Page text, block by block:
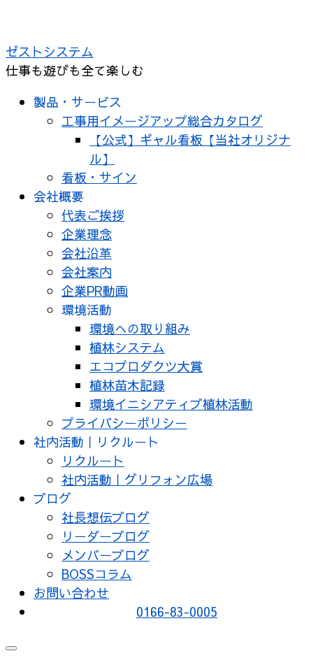
ゼストシステム
仕事も遊びも全て楽しむ
製品・サービス
工事用イメージアップ総合カタログ
【公式】ギャル看板【当社オリジナ
ル】
看板・サイン
会社概要
代表ご挨拶
企業理念
会社沿革
会社案内
企業PR動画
環境活動
環境への取り組み
植林システム
エコプロダクツ大賞
植林苗木記録
環境イニシアティブ植林活動
プライバシーポリシー
社内活動｜リクルート
リクルート
社内活動｜グリフォン広場
ブログ
社長想伝ブログ
リーダーブログ
メンバーブログ
BOSSコラム
お問い合わせ
0166-83-0005